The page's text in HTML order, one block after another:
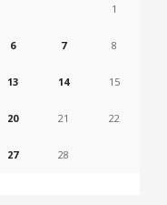
1
6 7 8
13 14 15
20 21 22
27 28